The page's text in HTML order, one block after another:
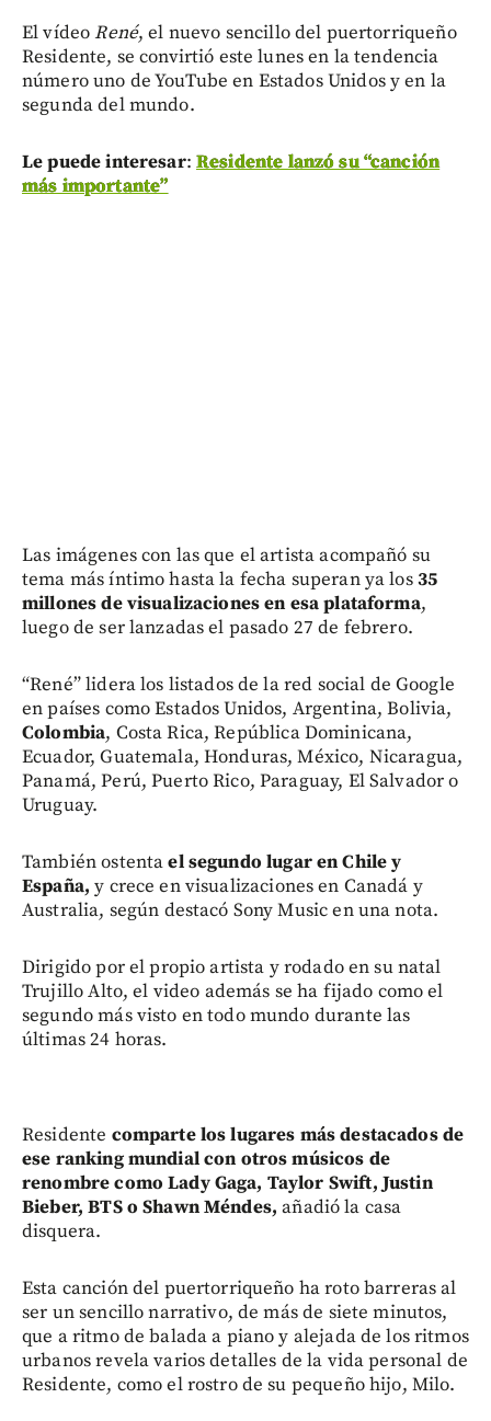
El vídeoRené, el nuevo sencillo del puertorriqueño
Residente, se convirtió este lunes en la tendencia
número uno de YouTube en Estados Unidos y en la
segunda del mundo.
Le puede interesar:Residente lanzó su “canción
más importante”
Las imágenes con las que el artista acompañó su
tema más íntimo hasta la fecha superan ya los35
millones de visualizaciones en esa plataforma,
luego de ser lanzadas el pasado 27 de febrero.
“René” lidera los listados de la red social de Google
en países como Estados Unidos, Argentina, Bolivia,
Colombia, Costa Rica, República Dominicana,
Ecuador, Guatemala, Honduras, México, Nicaragua,
Panamá, Perú, Puerto Rico, Paraguay, El Salvador o
Uruguay.
También ostentael segundo lugar en Chile y
España, y crece en visualizaciones en Canadá y
Australia, según destacó Sony Music en una nota.
Dirigido por el propio artista y rodado en su natal
Trujillo Alto, el video además se ha fijado como el
segundo más visto en todo mundo durante las
últimas 24 horas.
Residente comparte los lugares más destacados de
ese ranking mundial con otros músicos de
renombre como Lady Gaga, Taylor Swift, Justin
Bieber, BTS o Shawn Méndes, añadió la casa
disquera.
Esta canción del puertorriqueño ha roto barreras al
ser un sencillo narrativo, de más de siete minutos,
que a ritmo de balada a piano y alejada de los ritmos
urbanos revela varios detalles de la vida personal de
Residente, como el rostro de su pequeño hijo, Milo.